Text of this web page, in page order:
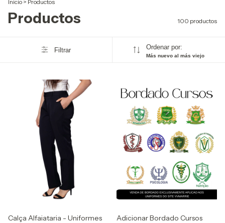
Inicio > Productos
Productos 100 productos
Filtrar Ordenar por:
Más nuevo al más viejo
Calça Alfaiataria - Uniformes Adicionar Bordado Cursos